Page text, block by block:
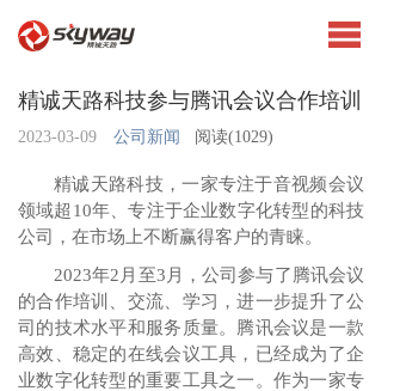
精诚天路科技参与腾讯会议合作培训
2023-03-09 公司新闻 阅读(1029)
精诚天路科技，一家专注于音视频会议
领域超10年、专注于企业数字化转型的科技
公司，在市场上不断赢得客户的青睐。
2023年2月至3月，公司参与了腾讯会议
的合作培训、交流、学习，进一步提升了公
司的技术水平和服务质量。腾讯会议是一款
高效、稳定的在线会议工具，已经成为了企
业数字化转型的重要工具之一。作为一家专